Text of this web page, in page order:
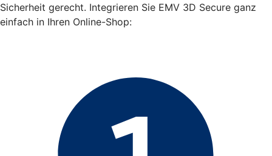
Sicherheit gerecht. Integrieren Sie EMV 3D Secure ganz
einfach in Ihren Online-Shop: